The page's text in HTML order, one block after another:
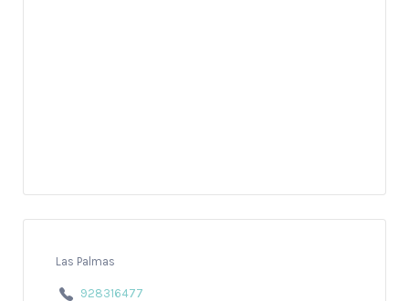
Las Palmas
928316477